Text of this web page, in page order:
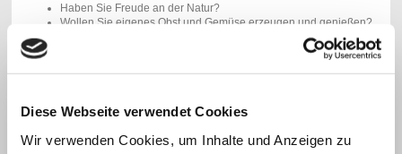
Diese Webseite verwendet Cookies
Wir verwenden Cookies, um Inhalte und Anzeigen zu
Haben Sie Freude an der Natur?
Wollen Sie eigenes Obst und Gemüse erzeugen und genießen?
Wenn Sie nur einige Fragen mit Ja beantworten und wir Ihr
Richtige. Überzeugen Sie sich über unsere gepflegte Anlage